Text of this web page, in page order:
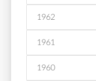
1962
1961
1960